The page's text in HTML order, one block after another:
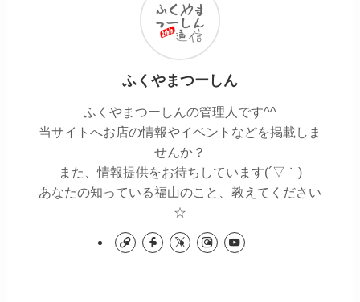
ふくやまつーしん
ふくやまつーしんの管理人です^^
当サイトへお店の情報やイベントなどを掲載しま
せんか？
また、情報提供をお待ちしています(´▽｀)
あなたの知っている福山のこと、教えてください
☆